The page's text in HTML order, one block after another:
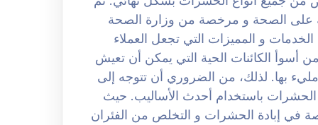
على الصحة و مرخصة من وزارة الصحة
و المميزات التي تجعل العملاء
أسوأ الكائنات الحية التي يمكن أن تعيش
بها. لذلك، من الضروري أن تتوجه إلى
باستخدام أحدث الأساليب. حيث
إبادة الحشرات و التخلص من الفئران